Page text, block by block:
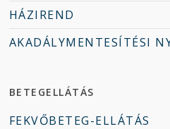
HÁZIREND
AKADÁLYMENTESÍTÉSI
BETEGELLÁTÁS
FEKVŐBETEG-ELLÁTÁS